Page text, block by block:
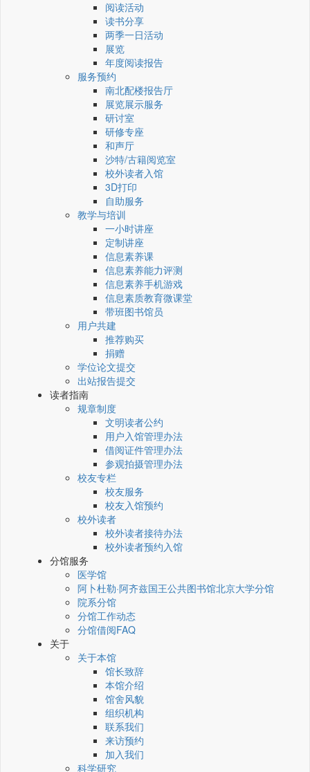
阅读活动
读书分享
两季一日活动
展览
年度阅读报告
服务预约
南北配楼报告厅
展览展示服务
研讨室
研修专座
和声厅
沙特/古籍阅览室
校外读者入馆
3D打印
自助服务
教学与培训
一小时讲座
定制讲座
信息素养课
信息素养能力评测
信息素养手机游戏
信息素质教育微课堂
带班图书馆员
用户共建
推荐购买
捐赠
学位论文提交
出站报告提交
读者指南
规章制度
文明读者公约
用户入馆管理办法
借阅证件管理办法
参观拍摄管理办法
校友专栏
校友服务
校友入馆预约
校外读者
校外读者接待办法
校外读者预约入馆
分馆服务
医学馆
阿卜杜勒·阿齐兹国王公共图书馆北京大学分馆
院系分馆
分馆工作动态
分馆借阅FAQ
关于
关于本馆
馆长致辞
本馆介绍
馆舍风貌
组织机构
联系我们
来访预约
加入我们
科学研究